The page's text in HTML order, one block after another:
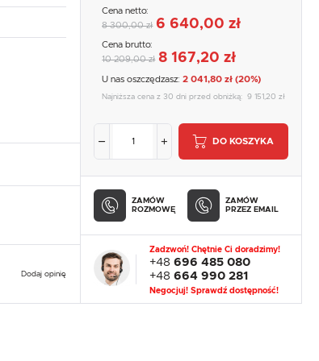
Dodaj opinię
Cena netto:
8 300,00 zł 6 640,00 zł
Cena brutto:
10 209,00 zł 8 167,20 zł
U nas oszczędzasz:2 041,80 zł (20%)
Najniższa cena z 30 dni przed obniżką:9 151,20 zł
DO KOSZYKA
ZAMÓW
ROZMOWĘ
ZAMÓW
PRZEZ EMAIL
Zadzwoń! Chętnie Ci doradzimy!
+48 696 485 080
+48 664 990 281
Negocjuj! Sprawdź dostępność!